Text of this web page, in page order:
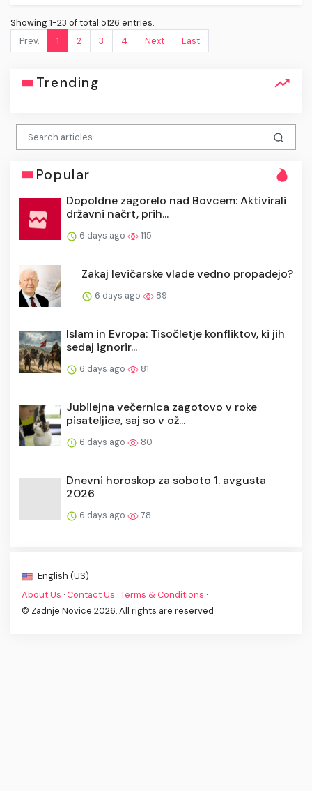
Showing 1-23 of total 5126 entries.
Prev.
1 2 3 4 Next Last
Trending
Popular
Dopoldne zagorelo nad Bovcem: Aktivirali
državni načrt, prih...
6 days ago 115
Zakaj levičarske vlade vedno propadejo?
6 days ago 89
Islam in Evropa: Tisočletje konfliktov, ki jih
sedaj ignorir...
6 days ago 81
Jubilejna večernica zagotovo v roke
pisateljice, saj so v ož...
6 days ago 80
Dnevni horoskop za soboto 1. avgusta
2026
6 days ago 78
English (US)
About Us · Contact Us ·Terms & Conditions ·
© Zadnje Novice 2026. All rights are reserved